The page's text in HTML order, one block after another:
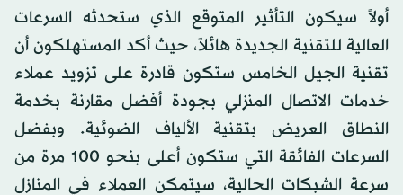
أولاً سيكون التأثير المتوقع الذي ستحدثه السرعات
العالية للتقنية الجديدة هائلاً، حيث أكد المستهلكون أن
تقنية الجيل الخامس ستكون قادرة على تزويد عملاء
خدمات الاتصال المنزلي بجودة أفضل مقارنة بخدمة
النطاق العريض بتقنية الألياف الضوئية. وبفضل
السرعات الفائقة التي ستكون أعلى بنحو 100 مرة من
سرعة الشبكات الحالية، سيتمكن العملاء في المنازل